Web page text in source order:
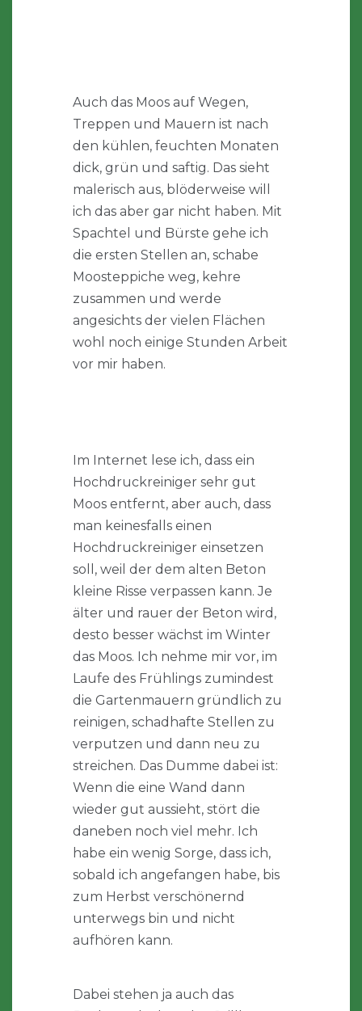
Auch das Moos auf Wegen,
Treppen und Mauern ist nach
den kühlen, feuchten Monaten
dick, grün und saftig. Das sieht
malerisch aus, blöderweise will
ich das aber gar nicht haben. Mit
Spachtel und Bürste gehe ich
die ersten Stellen an, schabe
Moosteppiche weg, kehre
zusammen und werde
angesichts der vielen Flächen
wohl noch einige Stunden Arbeit
vor mir haben.
Im Internet lese ich, dass ein
Hochdruckreiniger sehr gut
Moos entfernt, aber auch, dass
man keinesfalls einen
Hochdruckreiniger einsetzen
soll, weil der dem alten Beton
kleine Risse verpassen kann. Je
älter und rauer der Beton wird,
desto besser wächst im Winter
das Moos. Ich nehme mir vor, im
Laufe des Frühlings zumindest
die Gartenmauern gründlich zu
reinigen, schadhafte Stellen zu
verputzen und dann neu zu
streichen. Das Dumme dabei ist:
Wenn die eine Wand dann
wieder gut aussieht, stört die
daneben noch viel mehr. Ich
habe ein wenig Sorge, dass ich,
sobald ich angefangen habe, bis
zum Herbst verschönernd
unterwegs bin und nicht
aufhören kann.
Dabei stehen ja auch das